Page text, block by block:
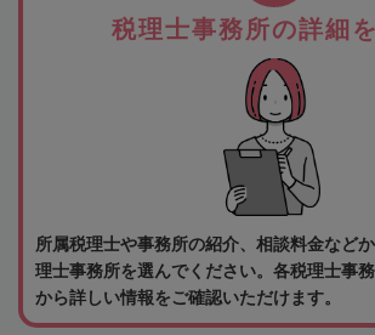
税理士事務所の詳細
所属税理士や事務所の紹介、相談料金など
理士事務所を選んでください。各税理士事
から詳しい情報をご確認いただけます。